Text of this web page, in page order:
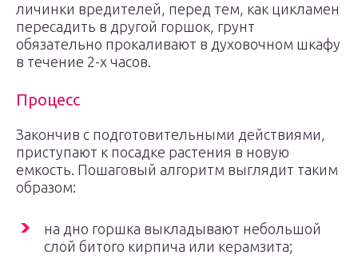
личинки вредителей, перед тем, как цикламен
пересадить в другой горшок, грунт
обязательно прокаливают в духовочном шкафу
в течение 2-х часов.
Процесс
Закончив с подготовительными действиями,
приступают к посадке растения в новую
емкость. Пошаговый алгоритм выглядит таким
образом:
на дно горшка выкладывают небольшой
слой битого кирпича или керамзита;